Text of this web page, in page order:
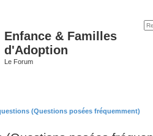
Enfance & Familles
d'Adoption
Le Forum
(Questions posées fréquemment)